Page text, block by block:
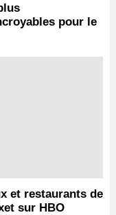
pour le
et restaurants de
sur HBO